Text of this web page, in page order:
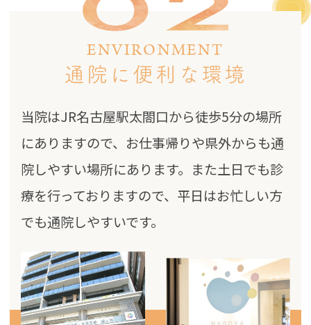
ENVIRONMENT
通院に便利な環境
当院はJR名古屋駅太閤口から徒歩5分の場所
にありますので、お仕事帰りや県外からも通
院しやすい場所にあります。また土日でも診
療を行っておりますので、平日はお忙しい方
でも通院しやすいです。